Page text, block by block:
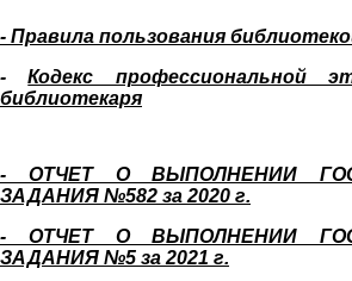
- Правила пользования
-Кодекс профессиональной
библиотекаря
- ОТЧЕТ О ВЫПОЛНЕНИИ
ЗАДАНИЯ №582 за 2020 г.
- ОТЧЕТ О ВЫПОЛНЕНИИ
ЗАДАНИЯ №5 за 2021 г.